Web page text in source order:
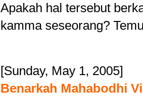
Apakah hal tersebut
kamma seseorang?
[Sunday, May 1, 2005]
Benarkah Mahabodhi